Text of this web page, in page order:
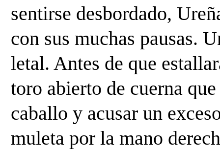
sentirse desbordado,
con sus muchas pausas.
letal. Antes de que
toro abierto de cuerna
caballo y acusar un
muleta por la mano